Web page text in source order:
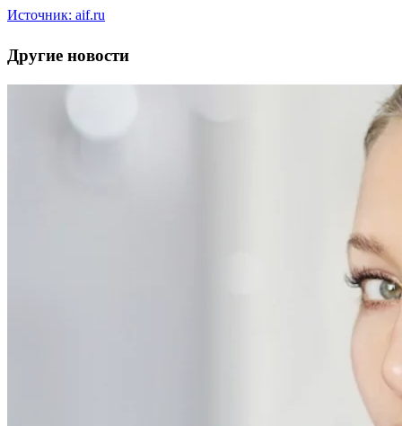
Источник: aif.ru
Другие новости